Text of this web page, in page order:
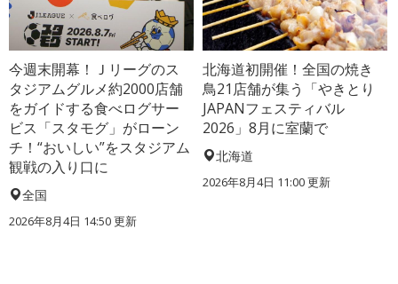
今週末開幕！Ｊリーグのス
タジアムグルメ約2000店舗
をガイドする食べログサー
ビス「スタモグ」がローン
チ！“おいしい”をスタジアム
観戦の入り口に
全国
2026年8月4日 14:50更新
北海道初開催！全国の焼き
鳥21店舗が集う「やきとり
JAPANフェスティバル
2026」8月に室蘭で
北海道
2026年8月4日 11:00更新